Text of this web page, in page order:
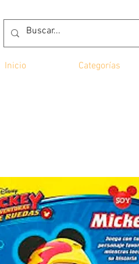
Inicio Categorías